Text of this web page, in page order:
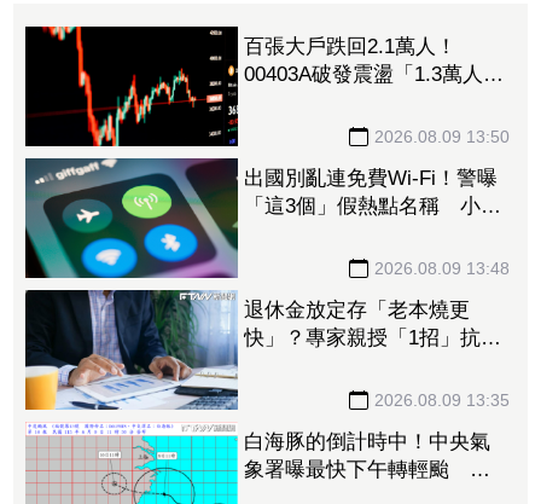
百張大戶跌回2.1萬人！
00403A破發震盪「1.3萬人脫
2026.08.09 13:50
出國別亂連免費Wi-Fi！警曝
「這3個」假熱點名稱 小心
2026.08.09 13:48
退休金放定存「老本燒更
快」？專家親授「1招」抗通
2026.08.09 13:35
白海豚的倒計時中！中央氣
象署曝最快下午轉輕颱 但